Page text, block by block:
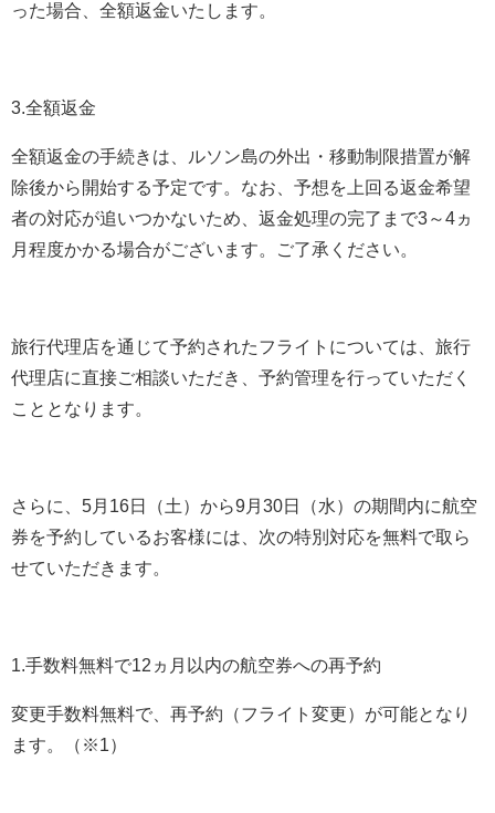
った場合、全額返金いたします。
3.全額返金
全額返金の手続きは、ルソン島の外出・移動制限措置が解
除後から開始する予定です。なお、予想を上回る返金希望
者の対応が追いつかないため、返金処理の完了まで3～4ヵ
月程度かかる場合がございます。ご了承ください。
旅行代理店を通じて予約されたフライトについては、旅行
代理店に直接ご相談いただき、予約管理を行っていただく
こととなります。
さらに、5月16日（土）から9月30日（水）の期間内に航空
券を予約しているお客様には、次の特別対応を無料で取ら
せていただきます。
1.手数料無料で12ヵ月以内の航空券への再予約
変更手数料無料で、再予約（フライト変更）が可能となり
ます。（※1）